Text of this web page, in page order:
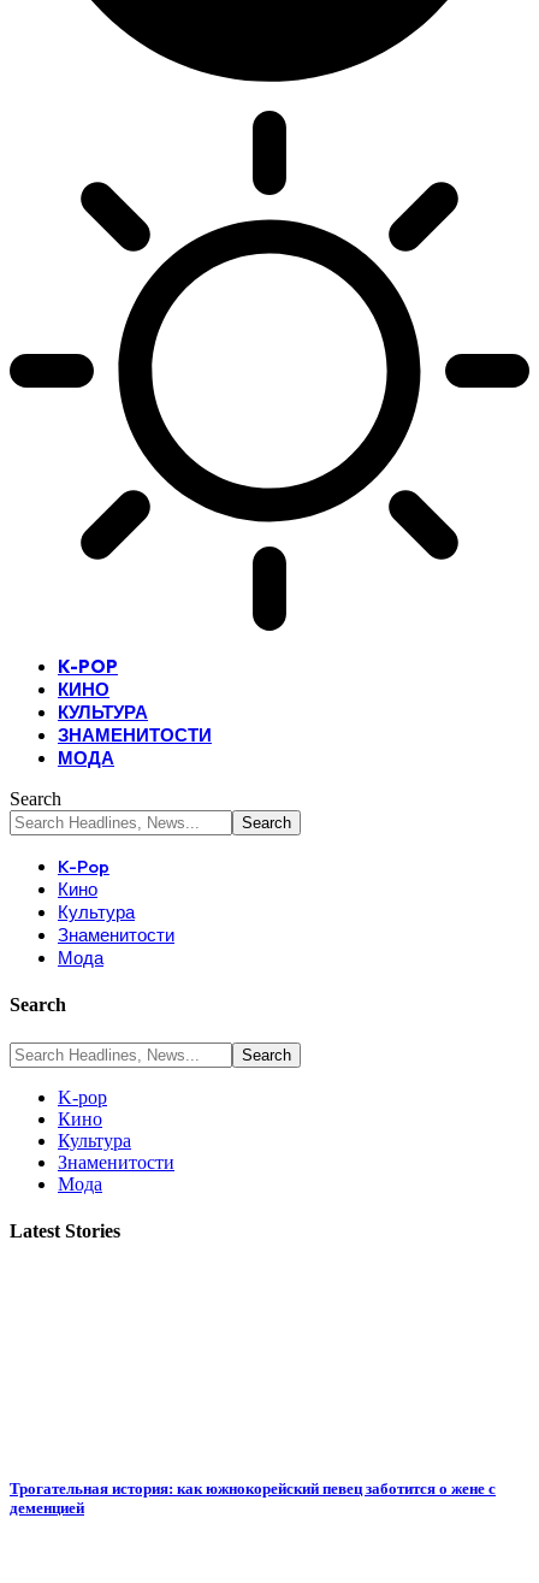
K-POP
КИНО
КУЛЬТУРА
ЗНАМЕНИТОСТИ
МОДА
Search
K-Pop
Кино
Культура
Знаменитости
Мода
Search
K-pop
Кино
Культура
Знаменитости
Мода
Latest Stories
Трогательная история: как южнокорейский певец заботится о жене с
деменцией